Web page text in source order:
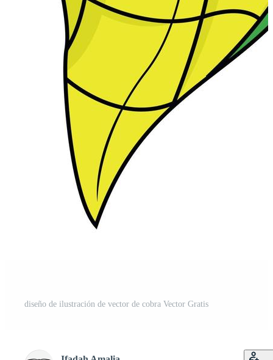
diseño de ilustración de vector de cobra Vector Gratis